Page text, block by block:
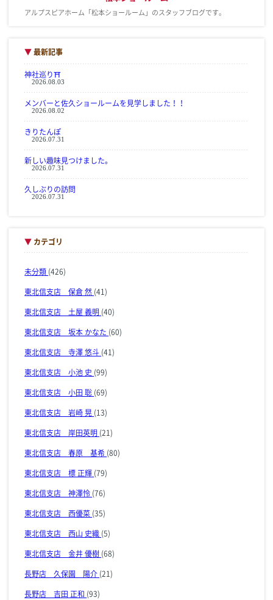
アルプスピアホーム「松本ショールーム」のスタッフブログです。
▼最新記事
神社巡り⛩
2026.08.03
メンバーと佐久ショールームを見学しました！！
2026.08.02
きりたんぽ
2026.07.31
新しい趣味見つけました。
2026.07.31
久しぶりの訪問
2026.07.31
▼ カテゴリ
未分類 (426)
東北信支店 保倉 然 (41)
東北信支店 土屋 義明 (40)
東北信支店 坂本 かなた (60)
東北信支店 寺澤 悠斗 (41)
東北信支店 小池 史 (99)
東北信支店 小田 聡 (69)
東北信支店 岩崎 晃 (13)
東北信支店 岸田英明 (21)
東北信支店 春原 基希 (80)
東北信支店 標 正輝 (79)
東北信支店 神澤怜 (76)
東北信支店 西優菜 (35)
東北信支店 西山 史織 (5)
東北信支店 金井 優樹 (68)
長野店 久保園 陽介 (21)
長野店 吉田 正和 (93)